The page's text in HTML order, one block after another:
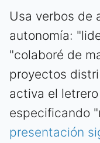
Usa verbos de
autonomía:
"colaboré de
proyectos
activa el
especificando
presentación